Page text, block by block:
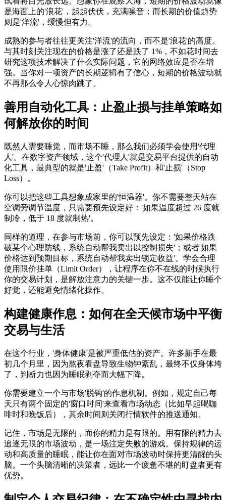
是海面上的'浪花'，起起伏伏，充满噪音；而长期的价值趋势
则是'洋流'，缓慢但有力。
成熟的参与者往往更关注'洋流'的流向，而不是'浪花'的高度。
与其时刻关注现在的价格是涨了还是跌了 1%，不如花时间去
研究这项技术解决了什么实际问题，它的网络效应是否在增
强。当你对一项资产的长期逻辑有了信心，短期的价格波动就
不再那么令人心惊肉跳了。
善用自动化工具：止盈止损与挂单策略如
何解放你的时间
既然人需要睡觉，而市场不睡，那么我们必须学会使用'代理
人'。在数字资产领域，这个'代理人'就是交易平台提供的自动
化工具，最典型的就是'止盈'（Take Profit）和'止损'（Stop
Loss）。
你可以把这些工具想象成家里的'恒温器'。你不需要整天站在
空调旁调节温度，只需要预先设定好：'如果温度超过 26 度就
制冷，低于 18 度就制热'。
同样的道理，在参与市场前，你可以预先设定：'如果价格跌
破某个心理防线，系统自动帮我卖出以控制损失'；或者'如果
价格达到预期目标，系统自动帮我卖出锁定收益'。学会合理
使用限价挂单（Limit Order），让程序在你不在线的时候执行
你的交易计划，是解放注意力的关键一步。这不仅能让你睡个
好觉，还能避免情绪化操作。
构建健康作息：如何在全天候市场中平衡
交易与生活
在这个行业，'身体健康'是被严重低估的资产。许多新手在最
初几个月里，因为熬夜看盘导致生物钟紊乱，最终不仅身体垮
了，判断力也因为睡眠剥夺而大幅下降。
你需要建立一个与市场'脱钩'的作息机制。例如，规定自己每
天只有两个固定的'窗口时间'来查看市场动态（比如早起喝咖
啡时和晚饭后），其余时间则关闭行情软件的推送通知。
记住，市场是无限的，而你的精力是有限的。用有限的精力去
追逐无限的市场波动，是一场注定失败的游戏。保持规律的运
动和高质量的睡眠，能让你在面对市场波动时保持更清醒的头
脑。一个头脑清晰的决策者，远比一个疲惫不堪的盯盘者更有
优势。